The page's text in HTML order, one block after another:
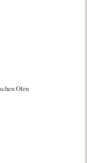
Ofen